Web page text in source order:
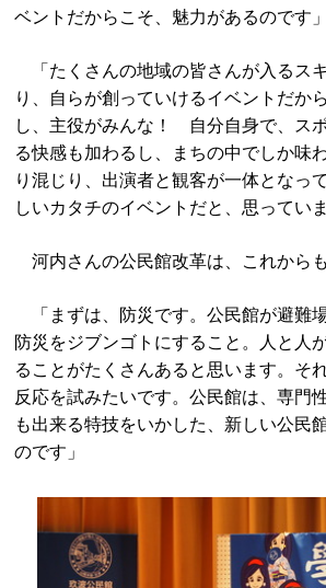
ベントだからこそ、魅力があるのです
「たくさんの地域の皆さんが入るス
り、自らが創っていけるイベントだか
し、主役がみんな！ 自分自身で、ス
る快感も加わるし、まちの中でしか味
り混じり、出演者と観客が一体となっ
しいカタチのイベントだと、思っていま
河内さんの公民館改革は、これからも
「まずは、防災です。公民館が避難
防災をジブンゴトにすること。
人と人
ることがたくさんあると思います。そ
反応を試みたいです。公民館は、専門
も出来る特技をいかした、 新しい公民
のです」